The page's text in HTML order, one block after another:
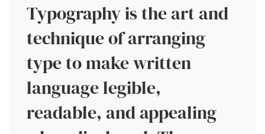
Typography is the art and
technique of arranging
type to make written
language legible,
readable, and appealing